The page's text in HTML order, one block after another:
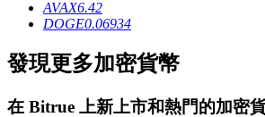
借貸寶
借貸數字貨幣，及時且安全的服務
AVAX6.42
DOGE0.06934
發現更多加密貨幣
在 Bitrue 上新上市和熱門的加密貨